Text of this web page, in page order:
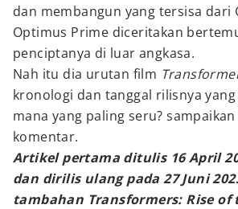
dan membangun yang tersisa dari
Optimus Prime diceritakan
penciptanya di luar angkasa.
Nah itu dia urutan film
kronologi dan tanggal rilisnya
mana yang paling seru?
komentar.
Artikel pertama ditulis 16 April
dan dirilis ulang pada 27 Juni
tambahan Transformers: Rise of